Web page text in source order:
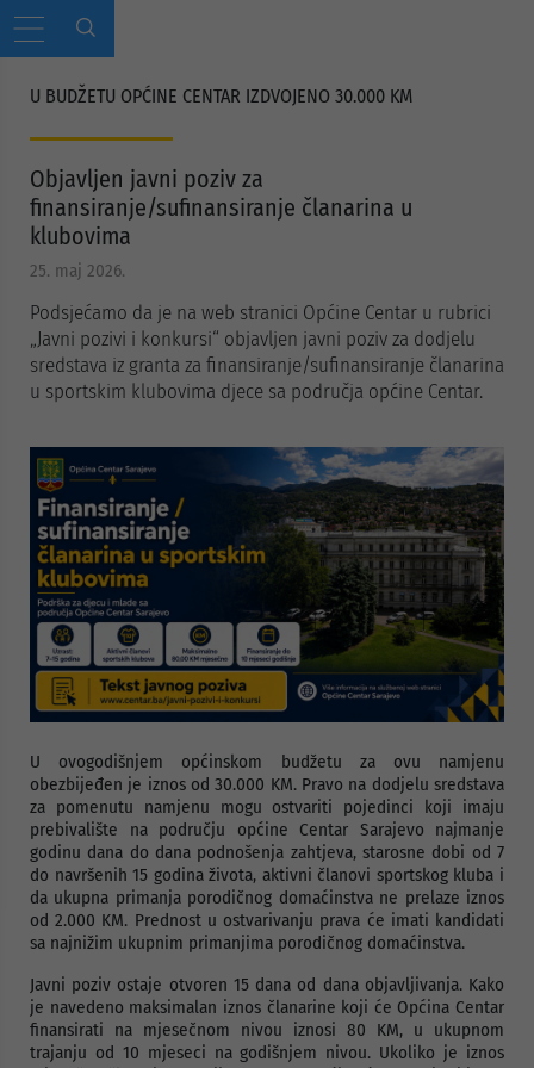
U BUDŽETU OPĆINE CENTAR IZDVOJENO 30.000 KM
Objavljen javni poziv za
finansiranje/sufinansiranje članarina u
klubovima
25. maj 2026.
Podsjećamo da je na web stranici Općine Centar u rubrici
„Javni pozivi i konkursi“ objavljen javni poziv za dodjelu
sredstava iz granta za finansiranje/sufinansiranje članarina
u sportskim klubovima djece sa područja općine Centar.
U ovogodišnjem općinskom budžetu za ovu namjenu
obezbijeđen je iznos od 30.000 KM. Pravo na dodjelu sredstava
za pomenutu namjenu mogu ostvariti pojedinci koji imaju
prebivalište na području općine Centar Sarajevo najmanje
godinu dana do dana podnošenja zahtjeva, starosne dobi od 7
do navršenih 15 godina života, aktivni članovi sportskog kluba i
da ukupna primanja porodičnog domaćinstva ne prelaze iznos
od 2.000 KM. Prednost u ostvarivanju prava će imati kandidati
sa najnižim ukupnim primanjima porodičnog domaćinstva.
Javni poziv ostaje otvoren 15 dana od dana objavljivanja. Kako
je navedeno maksimalan iznos članarine koji će Općina Centar
finansirati na mjesečnom nivou iznosi 80 KM, u ukupnom
trajanju od 10 mjeseci na godišnjem nivou. Ukoliko je iznos